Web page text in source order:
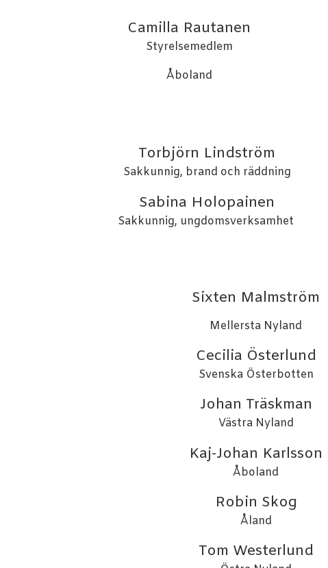
Camilla Rautanen
Styrelsemedlem
Åboland
Torbjörn Lindström
Sakkunnig, brand och räddning
Sabina Holopainen
Sakkunnig, ungdomsverksamhet
Sixten Malmström
Mellersta Nyland
Cecilia Österlund
Svenska Österbotten
Johan Träskman
Västra Nyland
Kaj-Johan Karlsson
Åboland
Robin Skog
Åland
Tom Westerlund